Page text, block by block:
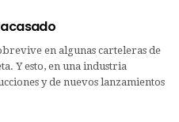
en algunas carteleras de
Y esto, en una industria
y de nuevos lanzamientos